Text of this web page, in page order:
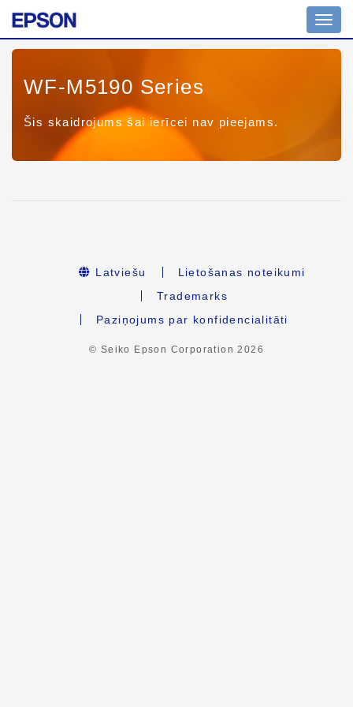
WF-M5190 Series
Šis skaidrojums šai ierīcei nav pieejams.
Latviešu
Lietošanas noteikumi
Trademarks
Paziņojums par konfidencialitāti
© Seiko Epson Corporation2026